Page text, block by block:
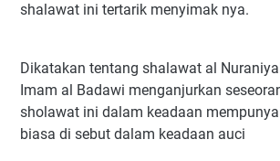
shalawat ini tertarik menyimak nya.
Dikatakan tentang shalawat al
Imam al Badawi menganjurkan
sholawat ini dalam keadaan
biasa di sebut dalam keadaan auci